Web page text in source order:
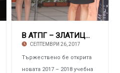
В АТПГ – ЗЛАТИЦА Вълнение и нови предизвика
СЕПТЕМВРИ 26, 2017
Тържествено бе открита
новата 2017 – 2018 учебна